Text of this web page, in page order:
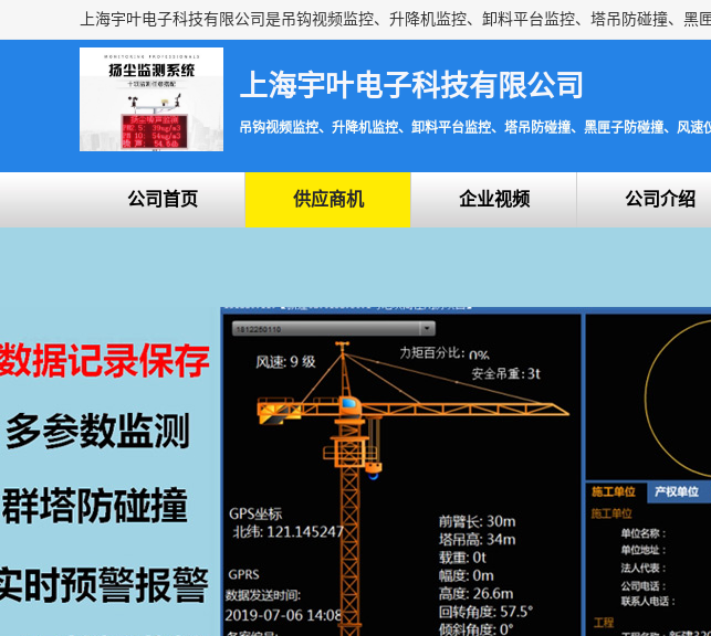
上海宇叶电子科技有限公司
吊钩视频监控、升降机监控、卸料平台监控、塔吊防碰撞、黑匣子防碰撞、风速
公司首页 供应商机 企业视频 公司介绍